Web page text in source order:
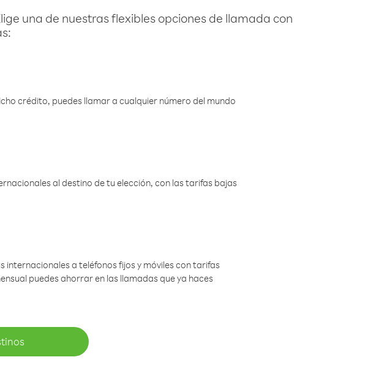
una de nuestras flexibles opciones de llamada con
crédito, puedes llamar a cualquier número del mundo
al destino de tu elección, con las tarifas bajas
internacionales a teléfonos fijos y móviles con tarifas
puedes ahorrar en las llamadas que ya haces